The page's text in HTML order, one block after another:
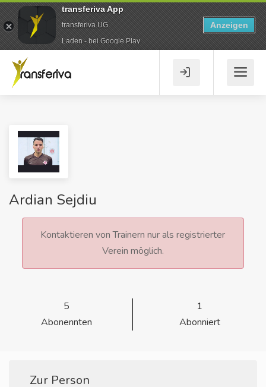
Ardian Sejdiu
Kontaktieren von Trainern nur als registrierter
Verein möglich.
5
Abonennten
1
Abonniert
Zur Person
transferiva App
transferiva UG
Laden - bei Google Play
Anzeigen